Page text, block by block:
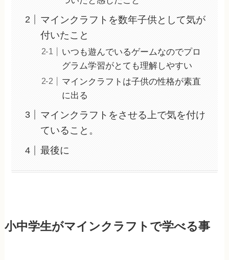
マインクラフトを数年子供として気が
付いたこと
いつも遊んでいるゲームなのでプロ
グラム学習がとても理解しやすい
マインクラフトは子供の性格が素直
に出る
マインクラフトをさせる上で気を付け
ていること。
最後に
小中学生がマインクラフトで学べる事